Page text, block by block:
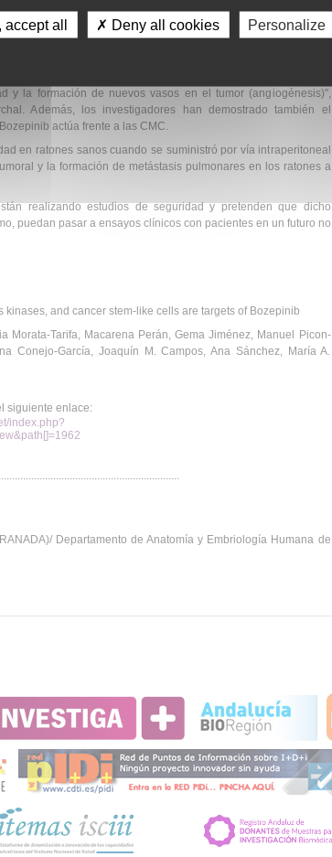
selectiva frente a CMC de mama, colon y melanoma. "La
se debe a la inhibición de la ruta de señalización de HER2, y a
y la formación de nuevos vasos en el tumor (angiogénesis)",
Además, los investigadores han demostrado también el
actúa frente a las CMC.
en ratones sanos cuando se suministró por vía intraperitoneal
y la formación de metástasis pulmonares en los ratones a
realizando estudios de seguridad y pretenden que dicho
puedan pasar a ensayos clínicos con pacientes en un futuro no
kinases, and cancer stem-like cells are targets of Bozepinib
Morata-Tarifa, Macarena Perán, Gema Jiménez, Manuel Picon-
Conejo-García, Joaquín M. Campos, Ana Sánchez, María A.
siguiente enlace:
index.php?
Departamento de Anatomía y Embriología Humana de
all ✗ Deny all cookies Personalize